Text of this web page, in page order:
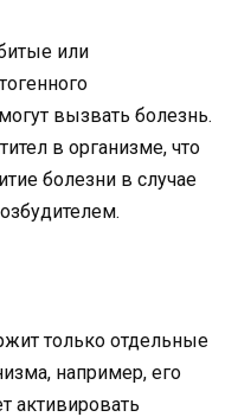
или
вызвать болезнь.
в организме, что
болезни в случае
только отдельные
например, его
активировать